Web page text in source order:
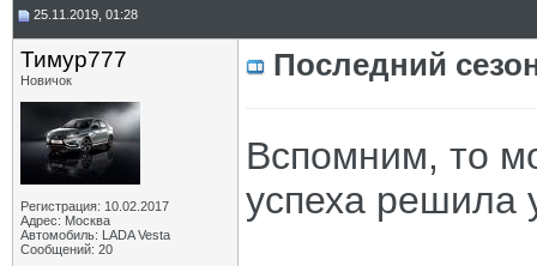
25.11.2019, 01:28
Тимур777
Новичок
Регистрация: 10.02.2017
Адрес: Москва
Автомобиль: LADA Vesta
Сообщений: 20
Последний
Вспомним, то
успеха решила